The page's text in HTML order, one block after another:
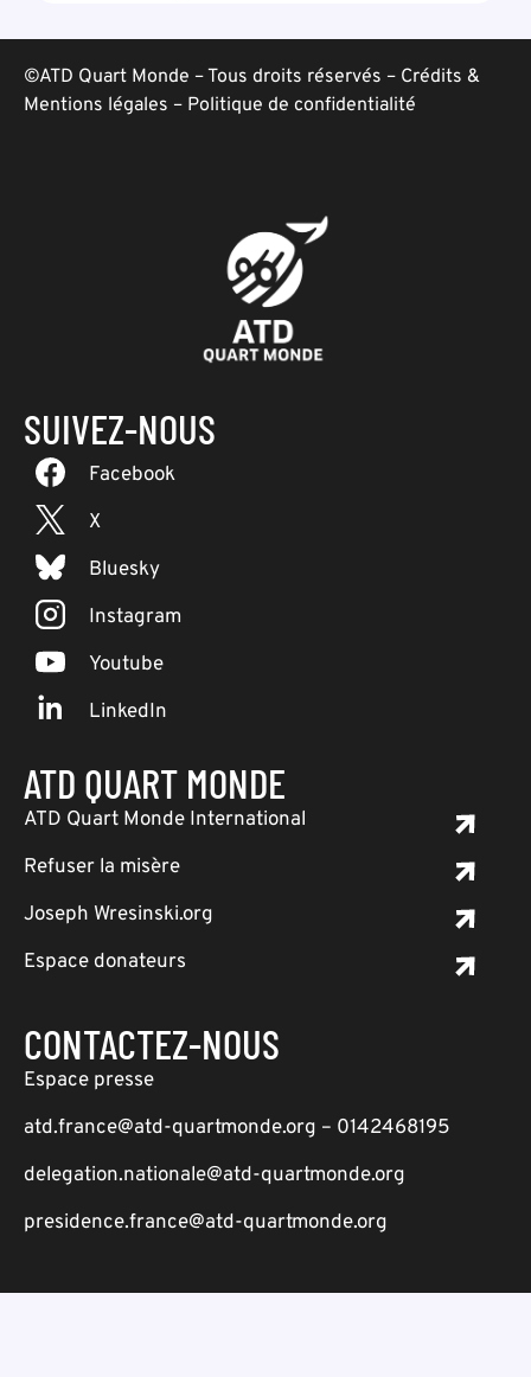
©ATD Quart Monde – Tous droits réservés – Crédits &
Mentions légales – Politique de confidentialité
SUIVEZ-NOUS
Facebook
X
Bluesky
Instagram
Youtube
LinkedIn
ATD QUART MONDE
ATD Quart Monde International
Refuser la misère
Joseph Wresinski.org
Espace donateurs
CONTACTEZ-NOUS
Espace presse
atd.france@atd-quartmonde.org – 0142468195
delegation.nationale@atd-quartmonde.org
presidence.france@atd-quartmonde.org